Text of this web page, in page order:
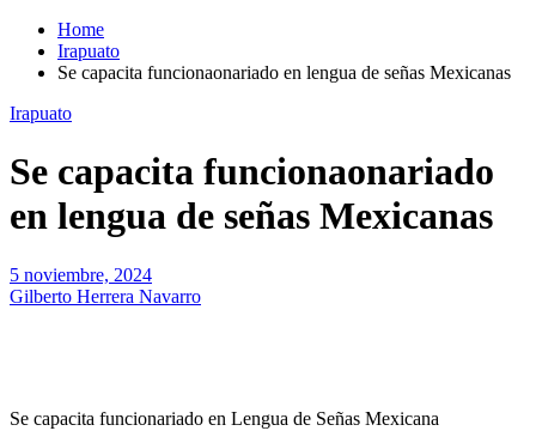
Home
Irapuato
Se capacita funcionaonariado en lengua de señas Mexicanas
Irapuato
Se capacita funcionaonariado
en lengua de señas Mexicanas
5 noviembre, 2024
Gilberto Herrera Navarro
Se capacita funcionariado en Lengua de Señas Mexicana